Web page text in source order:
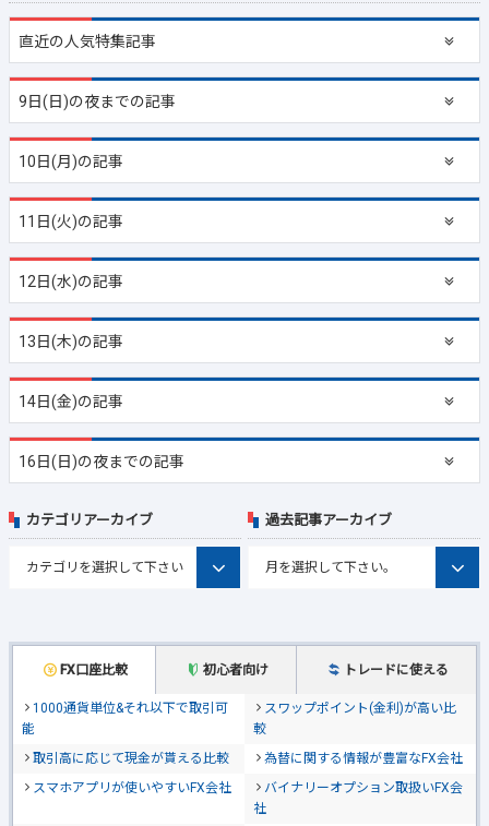
直近の人気特集記事
9日(日)の夜までの記事
10日(月)の記事
11日(火)の記事
12日(水)の記事
13日(木)の記事
14日(金)の記事
16日(日)の夜までの記事
FX口座比較 初心者向け トレードに使える
1000通貨単位&それ以下で取引可
能
スワップポイント(金利)が高い比
較
取引高に応じて現金が貰える比較
為替に関する情報が豊富なFX会社
スマホアプリが使いやすいFX会社
バイナリーオプション取扱いFX会
社
カテゴリアーカイブ 過去記事アーカイブ